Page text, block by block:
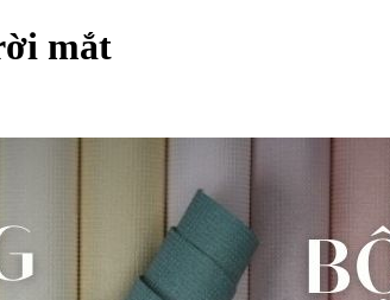
mắt